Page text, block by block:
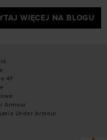
WIĘCEJ NA BLOGU
4F
Armour
Under Armour